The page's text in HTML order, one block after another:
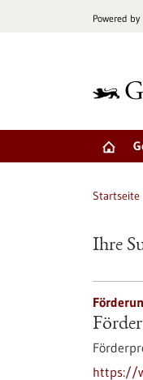
Powered by
Startseite
Ihre
https://